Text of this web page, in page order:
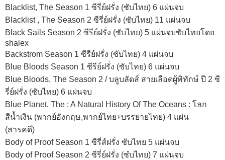
Blacklist, The Season 1 ซีรีย์ฝรั่ง (ซับไทย) 6 แผ่นจบ
Blacklist , The Season 2 ซีรี่ย์ฝรั่ง (ซับไทย) 11 แผ่นจบ
Black Sails Season 2 ซีรีย์ฝรั่ง (ซับไทย) 5 แผ่นจบซับไทยโดย
shalex
Backstrom Season 1 ซีรีย์ฝรั่ง (ซับไทย) 4 แผ่นจบ
Blue Bloods Season 1 ซีรีย์ฝรั่ง (ซับไทย) 6 แผ่นจบ
Blue Bloods, The Season 2 / บลูบลัดส์ สายเลือดผู้พิทักษ์ ปี 2 ซี
รี่ย์ฝรั่ง (ซับไทย) 6 แผ่นจบ
Blue Planet, The : A Natural History Of The Oceans : โลก
สีน้ำเงิน (พากย์อังกฤษ,พากย์ไทย+บรรยายไทย) 4 แผ่น
(สารคดี)
Body of Proof Season 1 ซีรี่ส์ฝรั่ง ซับไทย 5 แผ่นจบ
Body of Proof Season 2 ซีรี่ย์ฝรั่ง (ซํบไทย) 7 แผ่นจบ